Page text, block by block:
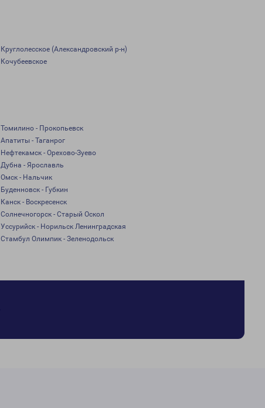
Круглолесское (Александровский р-н)
Кочубеевское
Томилино - Прокопьевск
Апатиты - Таганрог
Нефтекамск - Орехово-Зуево
Дубна - Ярославль
Омск - Нальчик
Буденновск - Губкин
Канск - Воскресенск
Солнечногорск - Старый Оскол
Уссурийск - Норильск Ленинградская
Стамбул Олимпик - Зеленодольск